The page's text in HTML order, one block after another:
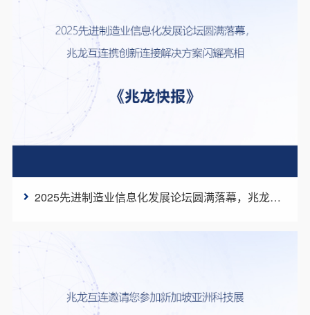
2025先进制造业信息化发展论坛圆满落幕，兆龙互连携创新连接解决方案闪耀亮相